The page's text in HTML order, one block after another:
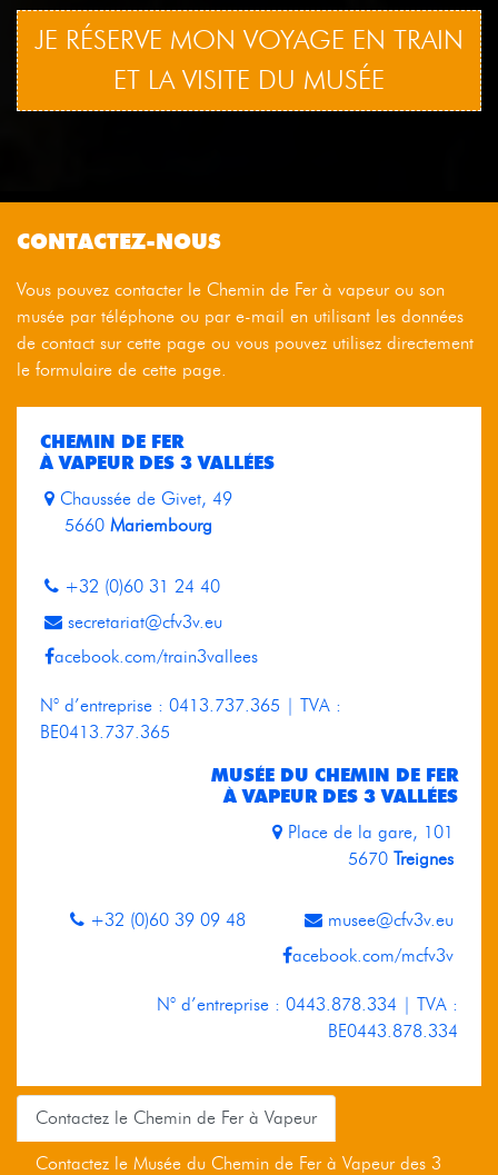
JE RÉSERVE MON VOYAGE EN TRAIN
ET LA VISITE DU MUSÉE
CONTACTEZ-NOUS
Vous pouvez contacter le Chemin de Fer à vapeur ou son
musée par téléphone ou par e-mail en utilisant les données
de contact sur cette page ou vous pouvez utilisez directement
le formulaire de cette page.
CHEMIN DE FER
À VAPEUR DES 3 VALLÉES
Chaussée de Givet, 49
5660 Mariembourg
+32 (0)60 31 24 40
secretariat@cfv3v.eu
acebook.com/train3vallees
N° d’entreprise : 0413.737.365 | TVA :
BE0413.737.365
MUSÉE DU CHEMIN DE FER
À VAPEUR DES 3 VALLÉES
Place de la gare, 101
5670Treignes
+32 (0)60 39 09 48
musee@cfv3v.eu
acebook.com/mcfv3v
N° d’entreprise : 0443.878.334 | TVA :
BE0443.878.334
Contactez le Chemin de Fer à Vapeur
Contactez le Musée du Chemin de Fer à Vapeur des 3